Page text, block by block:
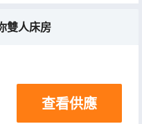
雙人床房
查看供應